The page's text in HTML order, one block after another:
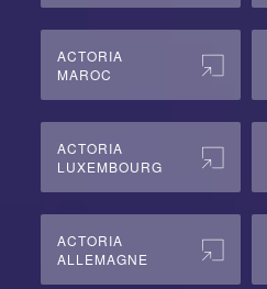
ACTORIA
MAROC
ACTORIA
LUXEMBOURG
ACTORIA
ALLEMAGNE